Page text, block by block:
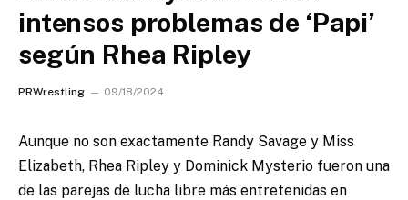
intensos problemas de ‘Papi’
según Rhea Ripley
PRWrestling 09/18/2024
Aunque no son exactamente Randy Savage y Miss
Elizabeth, Rhea Ripley y Dominick Mysterio fueron una
de las parejas de lucha libre más entretenidas en